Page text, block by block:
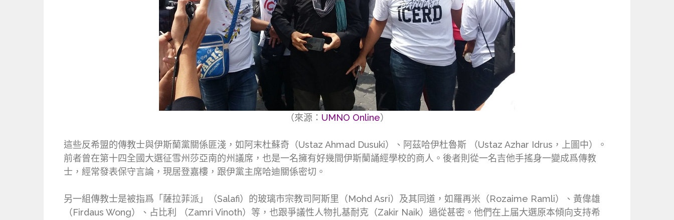
（來源： UMNO Online）
這些反希盟的傳教士與伊斯蘭黨關係匪淺，如阿末杜蘇奇（Ustaz Ahmad Dusuki）、阿茲哈伊杜魯斯 （Ustaz Azhar Idrus，上圖中）。
前者曾在第十四全國大選征雪州莎亞南的州議席，也是一名擁有好幾間伊斯蘭誦經學校的商人。後者則從一名吉他手搖身一變成爲傳教
士，經常發表保守言論，現居登嘉樓，跟伊黨主席哈迪關係密切。
另一組傳教士是被指爲「薩拉菲派」（Salafi）的玻璃市宗教司阿斯里（Mohd Asri）及其同道，如羅再米（Rozaime Ramli）、黃偉雄
（Firdaus Wong）、占比利 （Zamri Vinoth）等，也跟爭議性人物扎基耐克（Zakir Naik）過從甚密。他們在上届大選原本傾向支持希